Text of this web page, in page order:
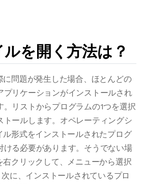
を開く方法は？
問題が発生した場合、ほとんどの
プリケーションがインストールされ
。リストからプログラムの1つを選択
トールします。オペレーティングシ
形式をインストールされたプログ
ける必要があります。そうでない場
クリックして、メニューから選択
次に、インストールされているプロ